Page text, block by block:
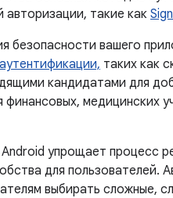
такие как
безопасности вашего
таких как
кандидатами для
финансовых, медицинских
упрощает процесс
для пользователей.
выбирать сложные,